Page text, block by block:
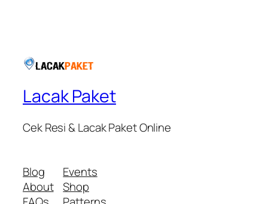
Lacak Paket
Cek Resi & Lacak Paket Online
Blog
About
Events
Shop